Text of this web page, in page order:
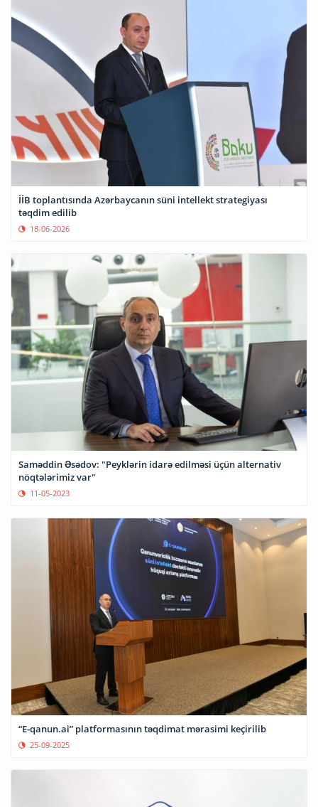
İİB toplantısında Azərbaycanın süni intellekt strategiyası
təqdim edilib
18-06-2026
Saməddin Əsədov: "Peyklərin idarə edilməsi üçün alternativ
nöqtələrimiz var"
11-05-2023
“E-qanun.ai” platformasının təqdimat mərasimi keçirilib
25-09-2025